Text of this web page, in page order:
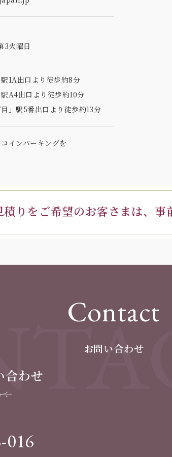
3火曜日
1A出口より徒歩約8分
A4出口より徒歩約10分
」駅5番出口より徒歩約13分
インパーキングを
りを ご希望のお客さまは、 事
Contact
お問い合わせ
合わせ
016